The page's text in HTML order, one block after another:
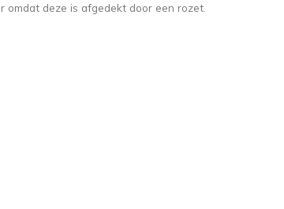
deze is afgedekt door een rozet.